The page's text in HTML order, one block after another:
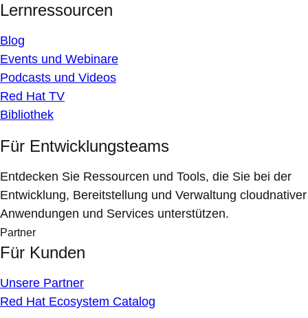
Lernressourcen
Blog
Events und Webinare
Podcasts und Videos
Red Hat TV
Bibliothek
Für Entwicklungsteams
Entdecken Sie Ressourcen und Tools, die Sie bei der
Entwicklung, Bereitstellung und Verwaltung cloudnativer
Anwendungen und Services unterstützen.
Partner
Für Kunden
Unsere Partner
Red Hat Ecosystem Catalog